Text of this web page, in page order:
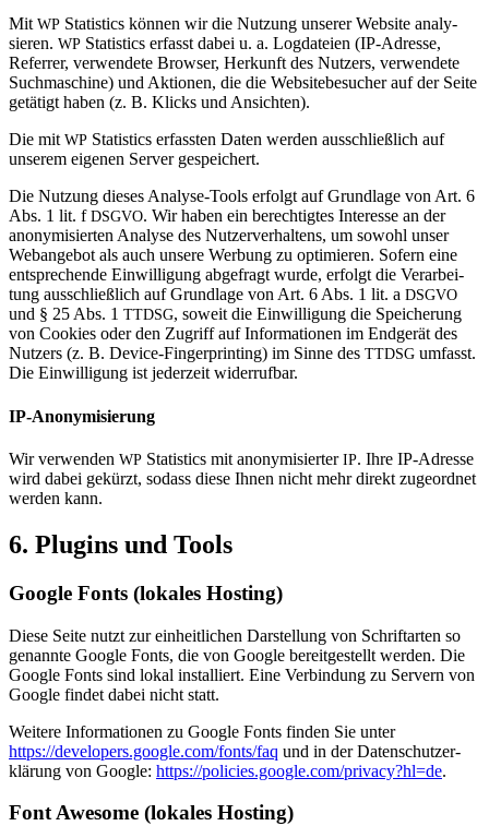
MitWP Sta­tis­tics können wir die Nut­zung unserer Web­site ana­ly­
sieren. WP Sta­tis­tics erfasst dabei u. a. Log­da­teien (IP-Adresse,
Referrer, ver­wen­dete Browser, Her­kunft des Nut­zers, ver­wen­dete
Such­ma­schine) und Aktionen, die die Web­site­be­su­cher auf der Seite
getä­tigt haben (z. B. Klicks und Ansichten).
Die mitWP Sta­tis­tics erfassten Daten werden aus­schließ­lich auf
unserem eigenen Server gespeichert.
Die Nut­zung dieses Ana­lyse-Tools erfolgt auf Grund­lage von Art. 6
Abs. 1 lit. fDSGVO. Wir haben ein berech­tigtes Inter­esse an der
anony­mi­sierten Ana­lyse des Nut­zer­ver­hal­tens, um sowohl unser
Web­an­gebot als auch unsere Wer­bung zu opti­mieren. Sofern eine
ent­spre­chende Ein­wil­li­gung abge­fragt wurde, erfolgt die Ver­ar­bei­
tung aus­schließ­lich auf Grund­lage von Art. 6 Abs. 1 lit. a DSGVO
und § 25 Abs. 1 TTDSG, soweit die Ein­wil­li­gung die Spei­che­rung
von Coo­kies oder den Zugriff auf Infor­ma­tionen im End­gerät des
Nut­zers (z. B. Device-Fin­ger­prin­ting) im Sinne des TTDSG umfasst.
Die Ein­wil­li­gung ist jeder­zeit widerrufbar.
IP-Anony­mi­sie­rung
Wir ver­wenden WP Sta­tis­tics mit anony­mi­sierterIP. Ihre IP-Adresse
wird dabei gekürzt, sodass diese Ihnen nicht mehr direkt zuge­ordnet
werden kann.
6. Plugins und Tools
Google Fonts (lokales Hosting)
Diese Seite nutzt zur ein­heit­li­chen Dar­stel­lung von Schrift­arten so
genannte Google Fonts, die von Google bereit­ge­stellt werden. Die
Google Fonts sind lokal instal­liert. Eine Ver­bin­dung zu Ser­vern von
Google findet dabei nicht statt.
Wei­tere Infor­ma­tionen zu Google Fonts finden Sie unter
https://developers.google.com/fonts/faq und in der Daten­schutz­er­
klä­rung von Google: https://policies.google.com/privacy?hl=de.
Font Awe­some (lokales Hosting)